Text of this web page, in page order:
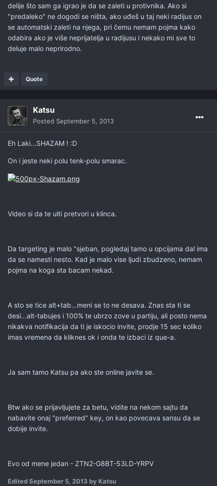
delije što sam ga igrao je da se zaleti u protivnika. Ako si
"predaleko" ne dogodi se ništa, ako uđeš u taj neki radijus on
se automatski zaleti na njega, pri čemu nemam pojma kako
odabira ako je više neprijatelja u radijusu i nekako mi sve to
deluje malo neprirodno.
Quote
Katsu
Posted September 5, 2013
Eh Laki...SHAZAM ! :D
On i jeste neki polu tenk-polu smarac.
Video si da te ulti pretvori u klinca.
Da targeting je malo "sjeban, pogledaj tamo u opcijama dal ima
da se namesti nesto. Kad je malo vise ljudi zbudzeno, nemam
pojma na koga sta bacam nekad.
A sto se tice alt+tab...meni se to ne desava. Znas sta ti se
desi...alt-tabujes i 100% te ubrzo zove u partiju, ali posto nema
nikakva notifikacija da ti je iskocio invite, prodje 15 sec koliko
imas vremena da kliknes ok i onda te izbaci iz que-a.
Ja sam tamo Katsu pa ako ste online javite se.
Btw ako se prijavljujete za betu, vidite na nekom sajtu da
nabavite onaj "preferred" key, on kao povecava sansu da se
dobije invite.
Evo od mene jedan - ZTN2-G8BT-53LD-YRPV
EditedSeptember 5, 2013 by Katsu